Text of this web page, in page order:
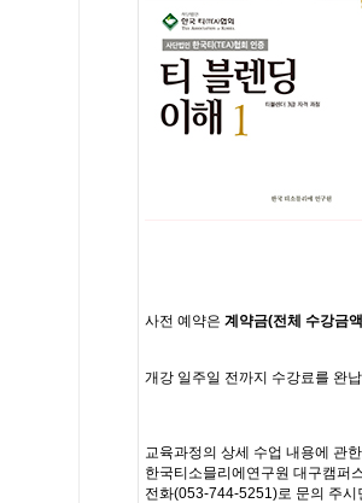
사전 예약은 계약금(전체 수강금
개강 일주일 전까지 수강료를 완
교육과정의 상세 수업 내용에 관한
한국티소믈리에연구원 대구캠퍼
전화(053-744-5251)로 문의 주시